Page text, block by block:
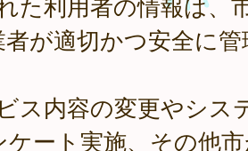
者が適切かつ安全に
ス内容の変更やシス
ート実施、その他